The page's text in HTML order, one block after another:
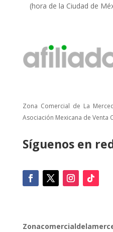
(hora de la Ciudad de
Zona Comercial de La
Asociación Mexicana de Venta
Síguenos en